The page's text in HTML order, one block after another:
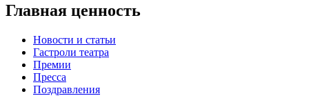
Главная ценность
Новости и статьи
Гастроли театра
Премии
Пресса
Поздравления